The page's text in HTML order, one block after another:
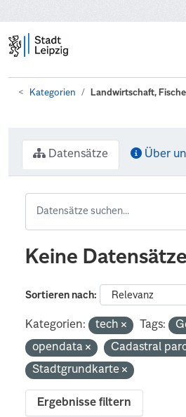
Kategorien Landwirtschaft,
Datensätze Über
Keine
Sortieren nach
Kategorien: tech Tags:
opendata
Cadastral
Stadtgrundkarte
Ergebnisse filtern